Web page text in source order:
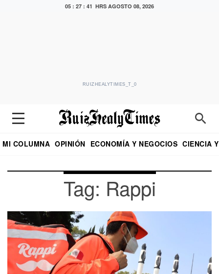
05 : 27 : 41 HRS AGOSTO 08, 2026
RUIZHEALYTIMES_T_0
MI COLUMNA OPINIÓN ECONOMÍA Y NEGOCIOS CIENCIA
Tag: Rappi